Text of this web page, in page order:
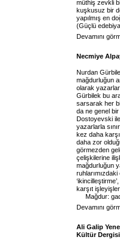
müthiş zevkli
kuşkusuz bir
yapılmış en
(Güçlü
Devamını
Necmiye
Nurdan
mağdurluğun
olarak
Gürbilek bu
sarsarak her
da ne genel bir
Dostoyevski
yazarlarla
kez daha
daha zor
görmezden
çelişkilerine
mağdurluğun
ruhlarımızdaki
karşıt
Mağdur:
Devamını
Ali Galip
Kültür